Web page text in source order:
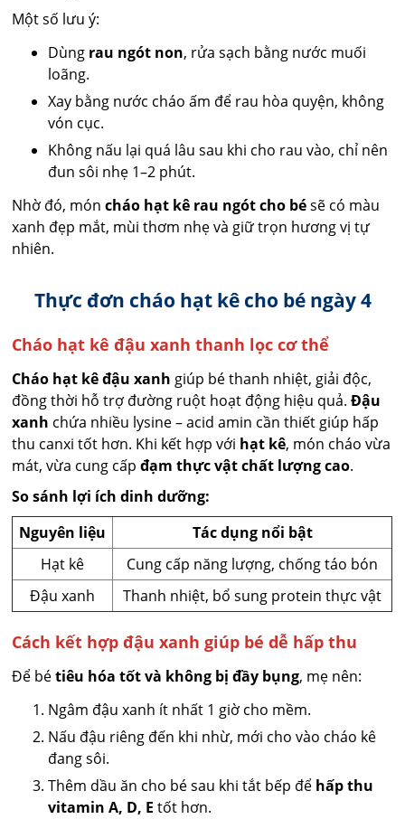
Một số lưu ý:
Dùng rau ngót non, rửa sạch bằng nước muối
loãng.
Xay bằng nước cháo ấm để rau hòa quyện, không
vón cục.
Không nấu lại quá lâu sau khi cho rau vào, chỉ nên
đun sôi nhẹ 1–2 phút.
Nhờ đó, móncháo hạt kê rau ngót cho bésẽ có màu
xanh đẹp mắt, mùi thơm nhẹ và giữ trọn hương vị tự
nhiên.
Thực đơn cháo hạt kê cho bé ngày 4
Cháo hạt kê đậu xanh thanh lọc cơ thể
Cháo hạt kê đậu xanh giúp bé thanh nhiệt, giải độc,
đồng thời hỗ trợ đường ruột hoạt động hiệu quả.Đậu
xanh chứa nhiều lysine – acid amin cần thiết giúp hấp
thu canxi tốt hơn. Khi kết hợp với hạt kê, món cháo vừa
mát, vừa cung cấpđạm thực vật chất lượng cao.
So sánh lợi ích dinh dưỡng:
Nguyên liệu
Tác dụng nổi bật
Hạt kê
Cung cấp năng lượng, chống táo bón
Đậu xanh
Thanh nhiệt, bổ sung protein thực vật
Cách kết hợp đậu xanh giúp bé dễ hấp thu
Để bétiêu hóa tốt và không bị đầy bụng, mẹ nên:
Ngâm đậu xanh ít nhất 1 giờ cho mềm.
Nấu đậu riêng đến khi nhừ, mới cho vào cháo kê
đang sôi.
Thêm dầu ăn cho bé sau khi tắt bếp để hấp thu
vitamin A, D, E tốt hơn.